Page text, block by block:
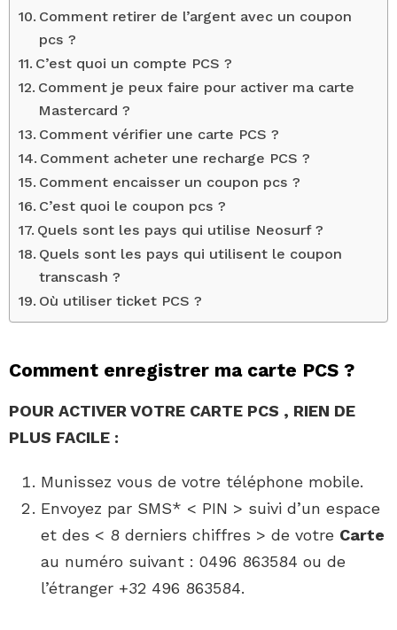
Comment retirer de l’argent avec un coupon
pcs ?
C’est quoi un compte PCS ?
Comment je peux faire pour activer ma carte
Mastercard ?
Comment vérifier une carte PCS ?
Comment acheter une recharge PCS ?
Comment encaisser un coupon pcs ?
C’est quoi le coupon pcs ?
Quels sont les pays qui utilise Neosurf ?
Quels sont les pays qui utilisent le coupon
transcash ?
Où utiliser ticket PCS ?
Comment enregistrer ma carte PCS ?
POUR ACTIVER VOTRE CARTE PCS , RIEN DE
PLUS FACILE :
Munissez vous de votre téléphone mobile.
Envoyez par SMS* < PIN > suivi d’un espace
et des < 8 derniers chiffres > de votre Carte
au numéro suivant : 0496 863584 ou de
l’étranger +32 496 863584.